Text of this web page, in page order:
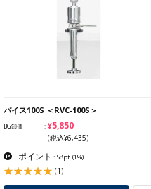
バイス100S ＜RVC-100S＞
BG卸価 ¥5,850
(税込¥6,435)
ポイント : 58pt (1%)
(1)